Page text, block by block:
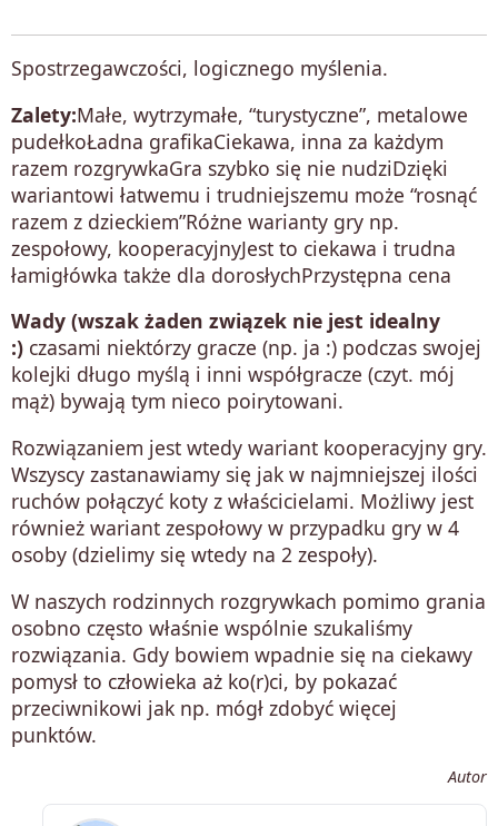
Spostrzegawczości, logicznego myślenia.
Zalety:Małe, wytrzymałe, “turystyczne”, metalowe
pudełkoŁadna grafikaCiekawa, inna za każdym
razem rozgrywkaGra szybko się nie nudziDzięki
wariantowi łatwemu i trudniejszemu może “rosnąć
razem z dzieckiem”Różne warianty gry np.
zespołowy, kooperacyjnyJest to ciekawa i trudna
łamigłówka także dla dorosłychPrzystępna cena
Wady (wszak żaden związek nie jest idealny
:) czasami niektórzy gracze (np. ja :) podczas swojej
kolejki długo myślą i inni współgracze (czyt. mój
mąż) bywają tym nieco poirytowani.
Rozwiązaniem jest wtedy wariant kooperacyjny gry.
Wszyscy zastanawiamy się jak w najmniejszej ilości
ruchów połączyć koty z właścicielami. Możliwy jest
również wariant zespołowy w przypadku gry w 4
osoby (dzielimy się wtedy na 2 zespoły).
W naszych rodzinnych rozgrywkach pomimo grania
osobno często właśnie wspólnie szukaliśmy
rozwiązania. Gdy bowiem wpadnie się na ciekawy
pomysł to człowieka aż ko(r)ci, by pokazać
przeciwnikowi jak np. mógł zdobyć więcej
punktów.
Autor